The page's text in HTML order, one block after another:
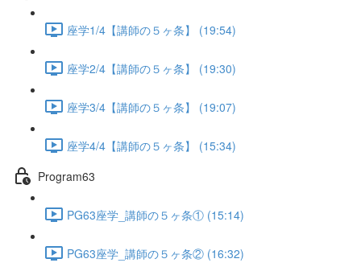
座学1/4【講師の５ヶ条】 (19:54)
座学2/4【講師の５ヶ条】 (19:30)
座学3/4【講師の５ヶ条】 (19:07)
座学4/4【講師の５ヶ条】 (15:34)
Program63
PG63座学_講師の５ヶ条① (15:14)
PG63座学_講師の５ヶ条② (16:32)